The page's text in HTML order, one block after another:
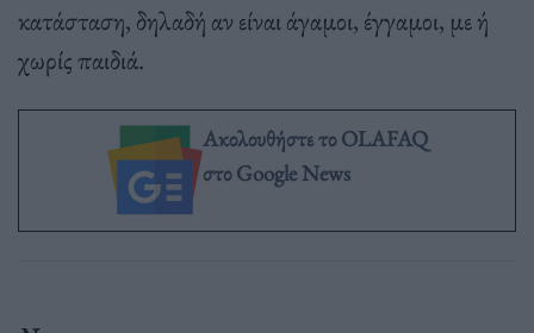
κατάσταση, δηλαδή αν είναι άγαμοι, έγγαμοι, με ή
χωρίς παιδιά.
Ακολουθήστε το OLAFAQ
στο Google News